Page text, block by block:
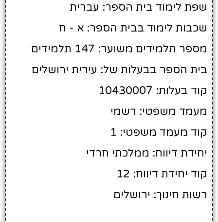
שפת לימוד בית הספר: עברית
שכבות לימוד בבית הספר: א - ח
מספר תלמידים משוער: 147 תלמידים
בית הספר בבעלות של: עירית ירושלים
קוד בעלות: 10430007
מעמד משפטי: רשמי
קוד מעמד משפטי: 1
יחידת דיווח: ממלכתי חרדי
קוד יחידת דיווח: 12
רשות חינוך: ירושלים